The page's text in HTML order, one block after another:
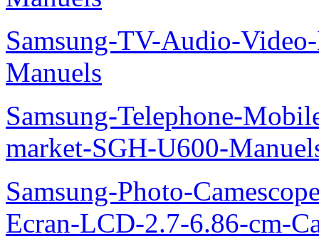
Samsung-TV-Audio-
Manuels
Samsung-Telephone-
market-SGH-U600-
Samsung-Photo-
Ecran-LCD-2.7-6.86-cm-